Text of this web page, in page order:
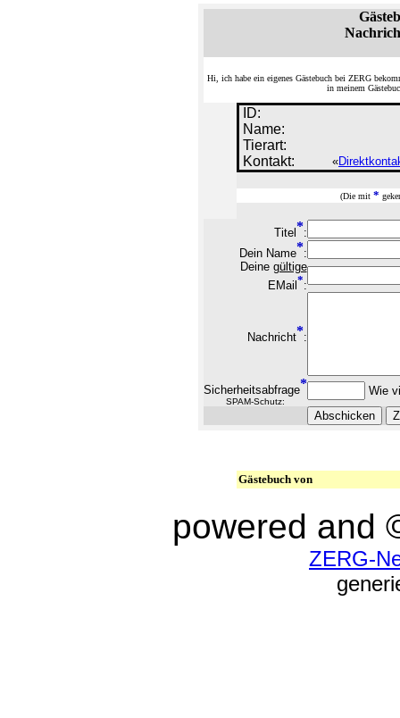
Hi, ich habe ein eigenes Gästebuch bei ZERG
in meinem
ID:
Name:
Tierart:
Kontakt:
«
(Die mit *
Titel *:
Dein Name*:
Deine gültige
EMail *:
Nachricht*:
Sicherheitsabfrage*
SPAM-Schutz:
Wie
Gästebuch von
powered and
ZERG-